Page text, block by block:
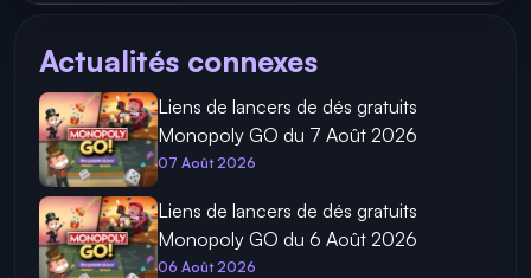
Actualités connexes
Liens de lancers de dés gratuits
Monopoly GO du 7 Août 2026
07 Août 2026
Liens de lancers de dés gratuits
Monopoly GO du 6 Août 2026
06 Août 2026